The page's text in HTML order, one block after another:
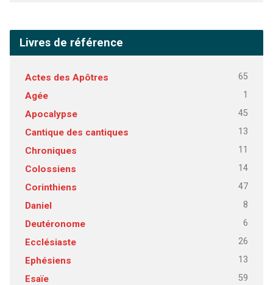
Livres de référence
Actes des Apôtres 65
Agée 1
Apocalypse 45
Cantique des cantiques 13
Chroniques 11
Colossiens 14
Corinthiens 47
Daniel 8
Deutéronome 6
Ecclésiaste 26
Ephésiens 13
Esaïe 59